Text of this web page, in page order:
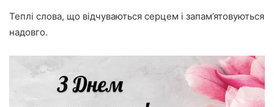
Теплі слова, що відчуваються серцем і запам’ятовуються
надовго.